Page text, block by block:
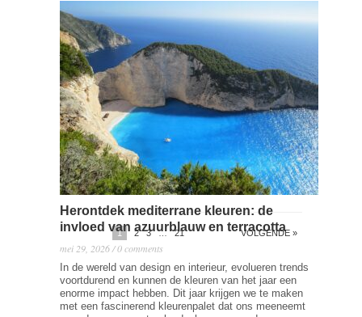
De kunst van het creëren van een intieme leeshoek
met vintage flair in een klein appartement vergt
creativiteit en slimme keuzes. In een compact huis wil
je een plek die zowel functioneel is als sfeer uitstraalt,
zonder dat het ten koste gaat van ruimte. Belangrijkste
punten Kies voor multifunctionele meubels om ruimte
te besparen. Gebruik…
Read more →
Herontdek mediterrane kleuren: de
invloed van azuurblauw en terracotta
mei 29, 2026 / 0 comments
In de wereld van design en interieur, evolueren trends
voortdurend en kunnen de kleuren van het jaar een
enorme impact hebben. Dit jaar krijgen we te maken
met een fascinerend kleurenpalet dat ons meeneemt
1 2 3 … 21 VOLGENDE »